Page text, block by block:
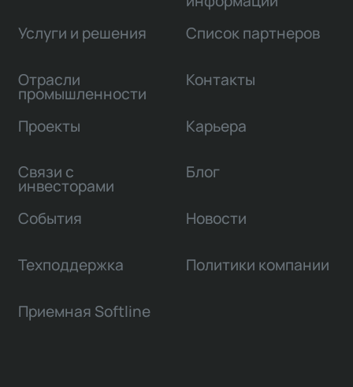
Услуги и решения
Отрасли
промышленности
Проекты
Связи с
инвесторами
Список партнеров
Контакты
Карьера
Блог
События Новости
Техподдержка Политики компании
Приемная Softline